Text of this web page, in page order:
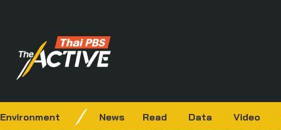
Environment News Read Data Video